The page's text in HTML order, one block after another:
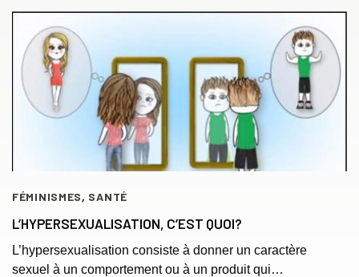
FÉMINISMES, SANTÉ
L’HYPERSEXUALISATION, C’EST QUOI?
L’hypersexualisation consiste à donner un caractère
sexuel à un comportement ou à un produit qui…